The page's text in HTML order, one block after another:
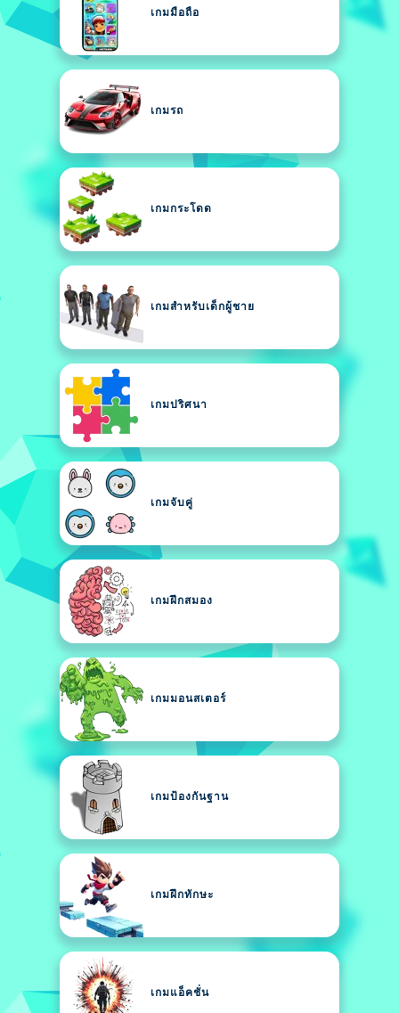
เกมมือถือ
เกมรถ
เกมกระโดด
เกมสำหรับเด็กผู้ชาย
เกมปริศนา
เกมจับคู่
เกมฝึกสมอง
เกมมอนสเตอร์
เกมป้องกันฐาน
เกมฝึกทักษะ
เกมแอ็คชั่น